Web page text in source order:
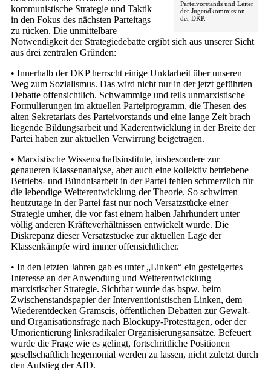
Parteivorstands und Leiter
der Jugendkommission
der DKP.
kommunistische Strategie und Taktik
in den Fokus des nächsten Parteitags
zu rücken. Die unmittelbare
Notwendigkeit der Strategiedebatte ergibt sich aus unserer Sicht
aus drei zen­tralen Gründen:
• Innerhalb der DKP herrscht einige Unklarheit über unseren
Weg zum Sozialismus. Das wird nicht nur in der jetzt geführten
Debatte offensichtlich. Schwammige und teils unmarxistische
Formulierungen im aktuellen Parteiprogramm, die Thesen des
alten Sekretariats des Parteivorstands und eine lange Zeit brach
liegende Bildungsarbeit und Kaderentwicklung in der Breite der
Partei haben zur aktuellen Verwirrung beigetragen.
• Marxistische Wissenschaftsinstitute, insbesondere zur
genaueren Klassenanalyse, aber auch eine kollektiv betriebene
Betriebs- und Bündnisarbeit in der Partei fehlen schmerzlich für
die lebendige Weiterentwicklung der Theorie. So schwirren
heutzutage in der Partei fast nur noch Versatzstücke einer
Strategie umher, die vor fast einem halben Jahrhundert unter
völlig anderen Kräfteverhältnissen entwickelt wurde. Die
Diskrepanz dieser Versatzstücke zur aktuellen Lage der
Klassenkämpfe wird immer offensichtlicher.
• In den letzten Jahren gab es unter „Linken“ ein gesteigertes
Interesse an der Anwendung und Weiterentwicklung
marxistischer Strategie. Sichtbar wurde das bspw. beim
Zwischenstandspapier der Interventionistischen Linken, dem
Wiederentdecken Gramscis, öffentlichen Debatten zur Gewalt-
und Organisationsfrage nach Blockupy-Protesttagen, oder der
Umorientierung linksradikaler Organisierungsansätze. Befeuert
wurde die Frage wie es gelingt, fortschrittliche Positionen
gesellschaftlich hegemonial werden zu lassen, nicht zuletzt durch
den Aufstieg der AfD.